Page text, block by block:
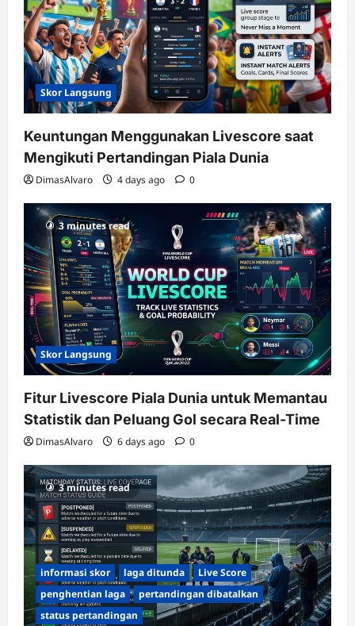
Skor Langsung
Keuntungan Menggunakan Livescore saat
Mengikuti Pertandingan Piala Dunia
DimasAlvaro 4 days ago 0
3 minutes read
Skor Langsung
Fitur Livescore Piala Dunia untuk Memantau
Statistik dan Peluang Gol secara Real-Time
DimasAlvaro 6 days ago 0
3 minutes read
informasi skor laga ditunda
Live Score
penghentian laga
pertandingan dibatalkan
status pertandingan